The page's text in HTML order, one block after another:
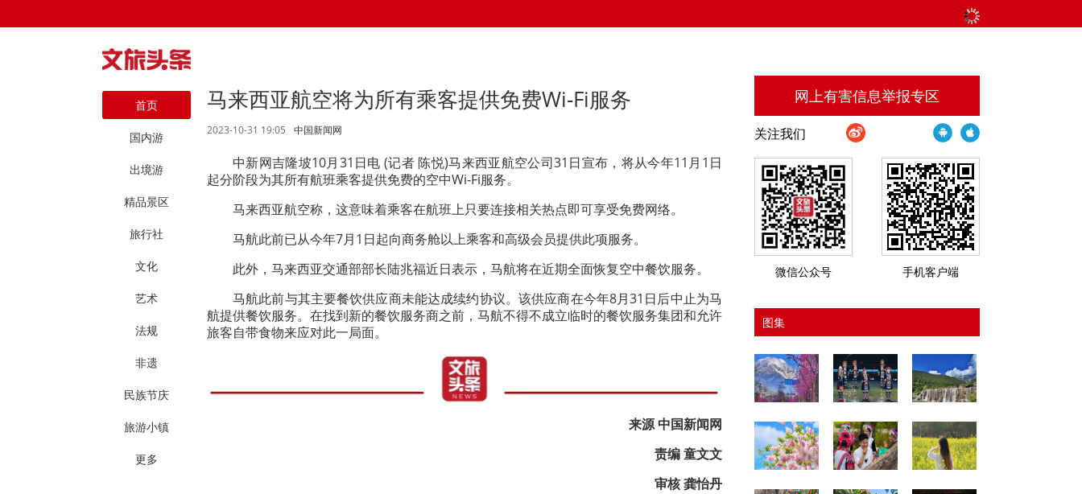
首页
国内游
出境游
精品景区
旅行社
文化
艺术
法规
非遗
民族节庆
旅游小镇
更多
马来西亚航空将为所有乘客提供免费Wi-Fi服务
2023-10-31 19:05 中国新闻网
中新网吉隆坡10月31日电 (记者 陈悦)马来西亚航空公司31日宣布，将从今年11月1日
起分阶段为其所有航班乘客提供免费的空中Wi-Fi服务。
马来西亚航空称，这意味着乘客在航班上只要连接相关热点即可享受免费网络。
马航此前已从今年7月1日起向商务舱以上乘客和高级会员提供此项服务。
此外，马来西亚交通部部长陆兆福近日表示，马航将在近期全面恢复空中餐饮服务。
马航此前与其主要餐饮供应商未能达成续约协议。该供应商在今年8月31日后中止为马
航提供餐饮服务。在找到新的餐饮服务商之前，马航不得不成立临时的餐饮服务集团和允许
旅客自带食物来应对此一局面。
来源 中国新闻网
责编 童文文
审核 龚怡丹
网上有害信息举报专区
关注我们
微信公众号 手机客户端
图集